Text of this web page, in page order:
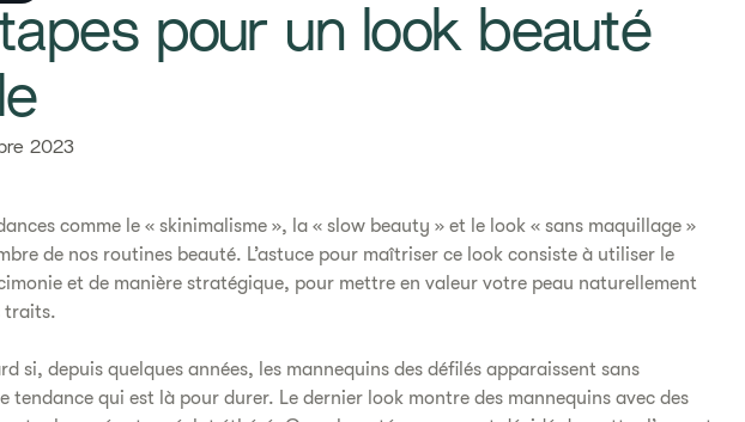
pour un look beauté
2023
comme le « skinimalisme », la « slow beauty » et le look « sans maquillage »
de nos routines beauté. L’astuce pour maîtriser ce look consiste à utiliser le
et de manière stratégique, pour mettre en valeur votre peau naturellement
traits.
si, depuis quelques années, les mannequins des défilés apparaissent sans
tendance qui est là pour durer. Le dernier look montre des mannequins avec des